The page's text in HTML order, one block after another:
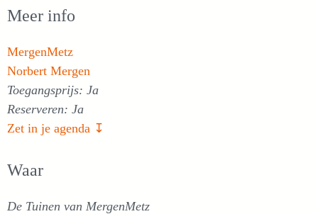
Meer info
MergenMetz
Norbert Mergen
Toegangsprijs: Ja
Reserveren: Ja
Zet in je agenda ↧
Waar
De Tuinen van MergenMetz